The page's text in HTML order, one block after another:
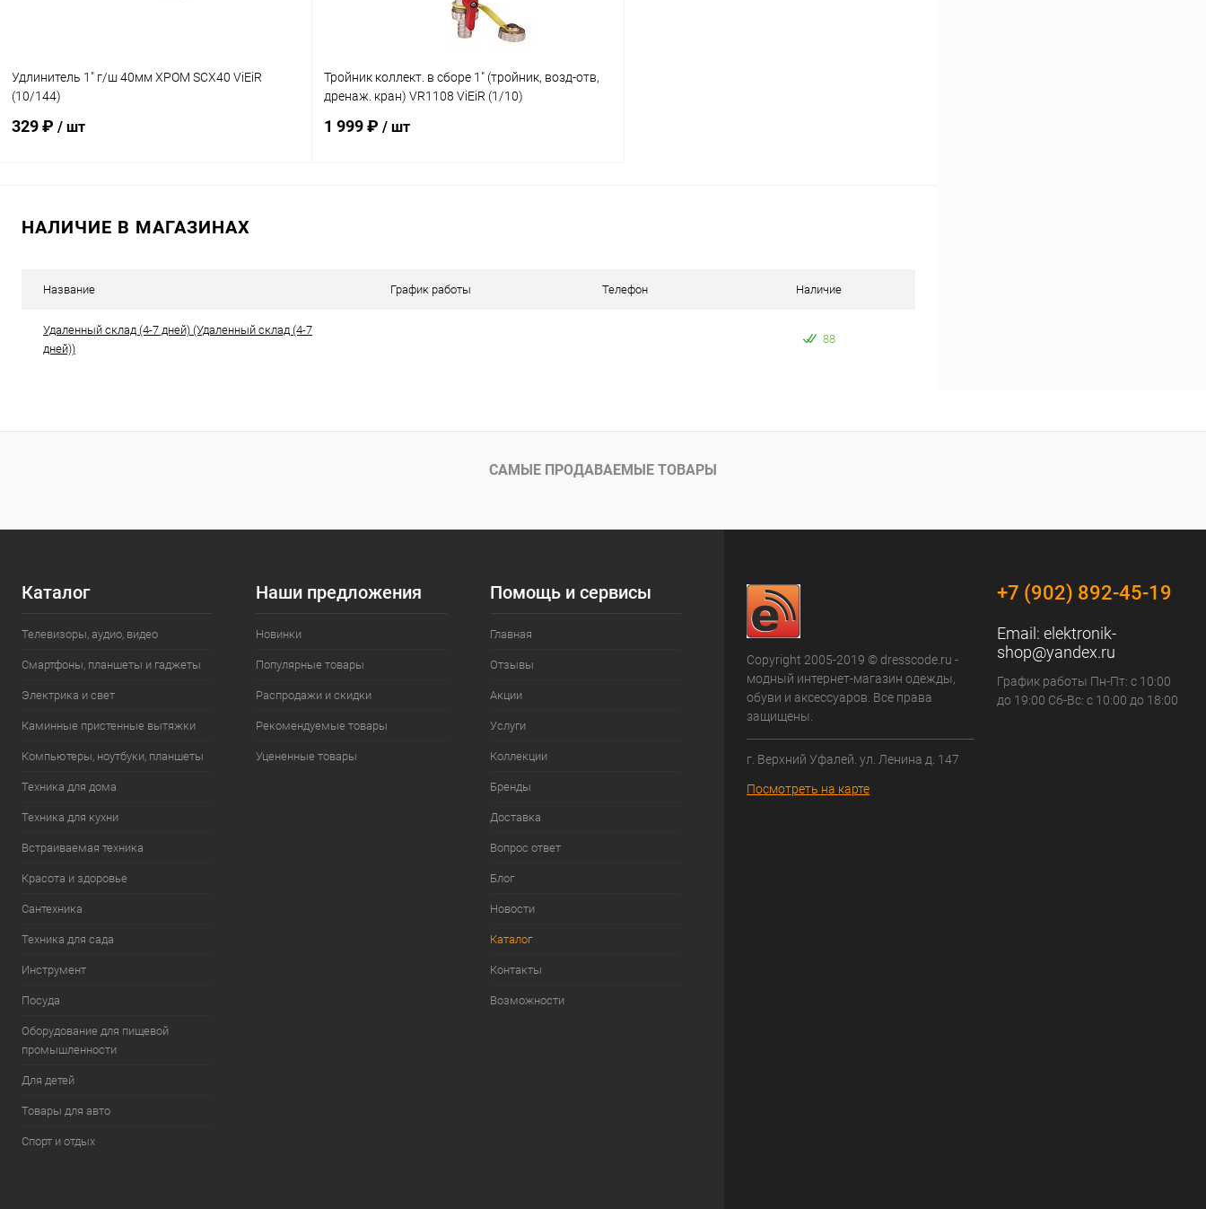
Удлинитель 1" г/ш 40мм ХРОМ SCX40 ViEiR
(10/144)
329 ₽ / шт
Тройник коллект. в сборе 1" (тройник, возд-отв,
дренаж. кран) VR1108 ViEiR (1/10)
1 999 ₽ / шт
НАЛИЧИЕ В МАГАЗИНАХ
Название График работы Телефон Наличие
Удаленный склад (4-7 дней) (Удаленный склад (4-7
дней))
88
САМЫЕ ПРОДАВАЕМЫЕ ТОВАРЫ
Каталог
Телевизоры, аудио, видео
Смартфоны, планшеты и гаджеты
Электрика и свет
Каминные пристенные вытяжки
Компьютеры, ноутбуки, планшеты
Техника для дома
Техника для кухни
Встраиваемая техника
Красота и здоровье
Сантехника
Техника для сада
Инструмент
Посуда
Оборудование для пищевой
промышленности
Для детей
Товары для авто
Спорт и отдых
Наши предложения
Новинки
Популярные товары
Распродажи и скидки
Рекомендуемые товары
Уцененные товары
Помощь и сервисы
Главная
Отзывы
Акции
Услуги
Коллекции
Бренды
Доставка
Вопрос ответ
Блог
Новости
Каталог
Контакты
Возможности
Copyright 2005-2019 © dresscode.ru -
модный интернет-магазин одежды,
обуви и аксессуаров. Все права
защищены.
г. Верхний Уфалей. ул. Ленина д. 147
Посмотреть на карте
+7 (902) 892-45-19
Email: elektronik-
shop@yandex.ru
График работы Пн-Пт: с 10:00
до 19:00 Сб-Вс: с 10:00 до 18:00